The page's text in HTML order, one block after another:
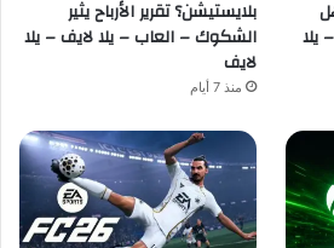
يلا
بلايستيشن؟ تقرير الأرباح يثير
الشكوك – العاب – يلا لايف – يلا
لايف
منذ 7 أيام